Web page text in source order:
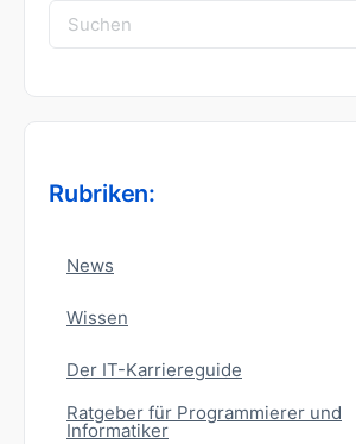
Suchen
nach:
Rubriken:
News
Wissen
Der IT-Karriereguide
Ratgeber für Programmierer und
Informatiker